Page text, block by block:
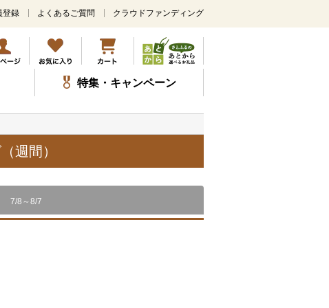
メ
ン
コ
ン
テ
ツ
ッ
プ
登録 よくあるご質問 クラウドファンディング
特集・キャンペーン
週間）
7/8～8/7